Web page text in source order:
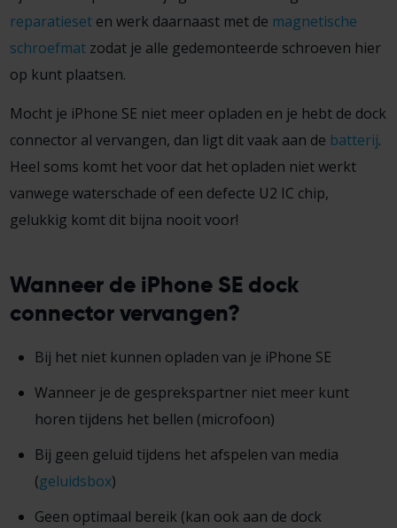
reparatieseten werk daarnaast met de magnetische
schroefmatzodat je alle gedemonteerde schroeven hier
op kunt plaatsen.
Mocht je iPhone SE niet meer opladen en je hebt de dock
connector al vervangen, dan ligt dit vaak aan de batterij.
Heel soms komt het voor dat het opladen niet werkt
vanwege waterschade of een defecte U2 IC chip,
gelukkig komt dit bijna nooit voor!
Wanneer de iPhone SE dock
connector vervangen?
Bij het niet kunnen opladen van je iPhone SE
Wanneer je de gesprekspartner niet meer kunt
horen tijdens het bellen (microfoon)
Bij geen geluid tijdens het afspelen van media
(geluidsbox)
Geen optimaal bereik (kan ook aan de dock